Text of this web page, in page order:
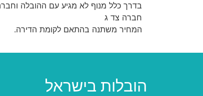
בדרך כלל מנוף לא מגיע עם ההובלה
חברה צד ג
המחיר משתנה בהתאם לקומת הדירה.
הובלות בישראל